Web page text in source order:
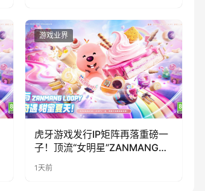
游戏业界
虎牙游戏发行IP矩阵再落重磅一
子！顶流“女明星”ZANMANG
奇遇》惊喜曝光
1天前